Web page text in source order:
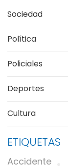
Sociedad
Política
Policiales
Deportes
Cultura
ETIQUETAS
Accidente